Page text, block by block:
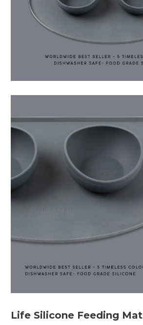
Life Silicone Feeding Mat